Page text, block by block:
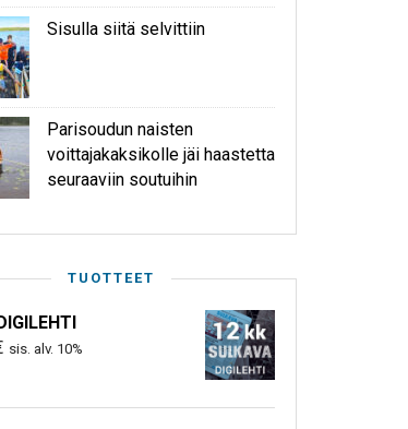
Sisulla siitä selvittiin
Parisoudun naisten
voittajakaksikolle jäi haastetta
seuraaviin soutuihin
TUOTTEET
sis. alv. 10%